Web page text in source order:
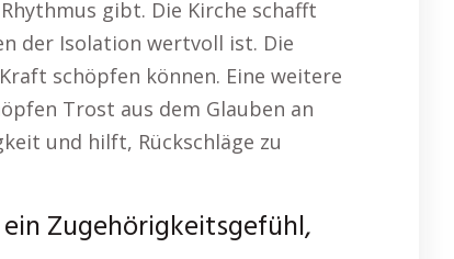
gibt. Die Kirche schafft
der Isolation wertvoll ist. Die
schöpfen können. Eine weitere
Trost aus dem Glauben an
und hilft, Rückschläge zu
Zugehörigkeitsgefühl,